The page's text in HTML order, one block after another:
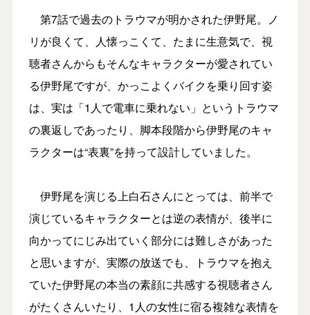
第7話で過去のトラウマが明かされた伊野尾。ノ
リが良くて、人懐っこくて、たまに生意気で、視
聴者さんからもそんなキャラクターが愛されてい
る伊野尾ですが、かっこよくバイクを乗り回す姿
は、実は「1人で電車に乗れない」というトラウマ
の裏返しであったり、脚本段階から伊野尾のキャ
ラクターは“表裏”を持って設計していました。
伊野尾を演じる上白石さんにとっては、前半で
演じているキャラクターとは逆の表情が、後半に
向かってにじみ出ていく部分には難しさがあった
と思いますが、実際の放送でも、トラウマを抱え
ていた伊野尾の本当の素顔に共感する視聴者さん
がたくさんいたり、1人の女性に宿る複雑な表情を